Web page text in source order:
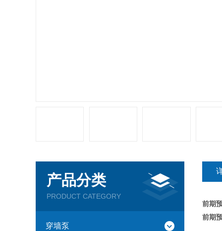
产品分类
PRODUCT CATEGORY
穿墙泵
前期
前期